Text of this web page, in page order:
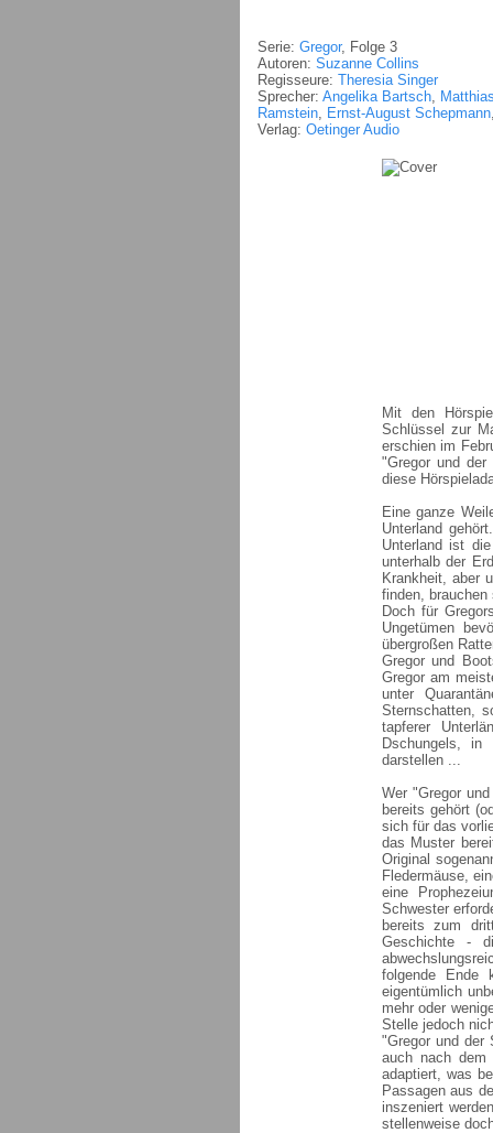
Serie: Gregor, Folge 3
Autoren: Suzanne Collins
Regisseure: Theresia Singer
Sprecher: Angelika Bartsch,
Ramstein, Ernst-August Schepmann
Verlag: Oetinger Audio
Mit den
Schlüssel zur
erschien im
"Gregor und
diese
Eine ganze
Unterland
Unterland ist
unterhalb der
Krankheit, aber
finden,
Doch für
Ungetümen
übergroßen
Gregor und
Gregor am
unter
Sternschatten,
tapferer
Dschungels,
darstellen ...
Wer "Gregor
bereits gehört
sich für das
das Muster
Original
Fledermäuse,
eine
Schwester
bereits zum
Geschichte -
folgende Ende
eigentümlich
mehr oder
Stelle jedoch
"Gregor und der
auch nach
adaptiert, was
Passagen aus
inszeniert
stellenweise